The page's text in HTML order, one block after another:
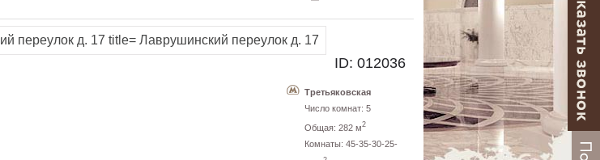
ID: 012036
Третьяковская
Число комнат: 5
Общая: 282 м2
Комнаты: 45-35-30-25-